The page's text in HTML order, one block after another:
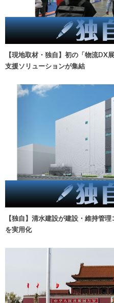
【現地取材・独自】初の「物流DX
支援ソリューションが集結
【独自】清水建設が建設・維持管
を実用化